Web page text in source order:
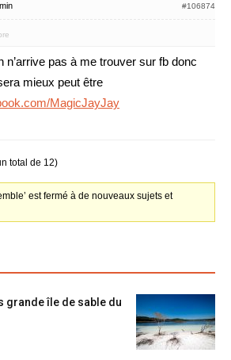
#106874
n’arrive pas à me trouver sur fb donc
mieux peut être
MagicJayJay
total de 12)
est fermé à de nouveaux sujets et
grande île de sable du